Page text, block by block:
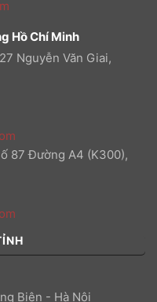
Hồ Chí Minh
Nguyễn Văn Giai,
87 Đường A4 (K300),
Biên - Hà Nội